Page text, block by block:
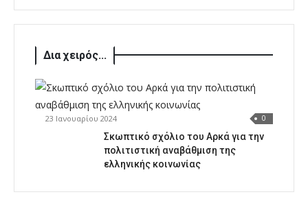
Δια χειρός...
23 Ιανουαρίου 2024 0
Σκωπτικό σχόλιο του Αρκά για την
πολιτιστική αναβάθμιση της
ελληνικής κοινωνίας